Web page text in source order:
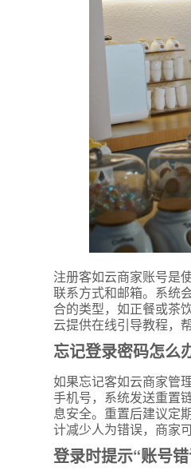
注册客如云商家账号是
联系方式和邮箱。系统
合的类型，如正餐或茶
云提供在线引导教程，
忘记登录密码怎么
如果忘记客如云商家管
手机号，系统发送重置
息安全。重置后建议定
计减少人为错误，商家
登录时提示“账号错